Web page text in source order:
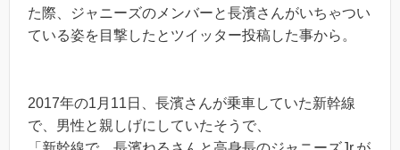
た際、ジャニーズのメンバーと長濱さんがいちゃつい
ている姿を目撃したとツイッター投稿した事から。
2017年の1月11日、長濱さんが乗車していた新幹線
で、男性と親しげにしていたそうで、